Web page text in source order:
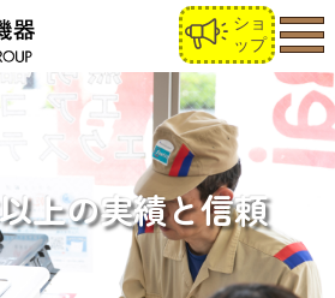
上の実績と信頼
丁寧
から近郊まで、
お見積り無料です
ショ
ップ